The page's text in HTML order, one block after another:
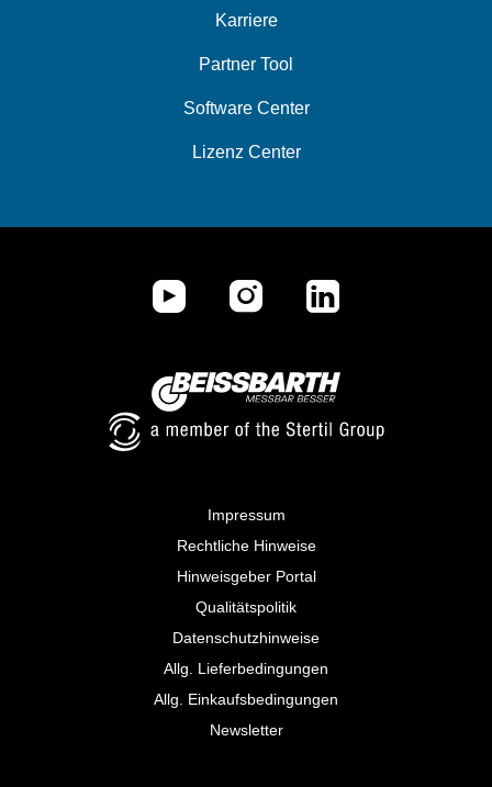
Karriere
Partner Tool
Software Center
Lizenz Center
Impressum
Rechtliche Hinweise
Hinweisgeber Portal
Qualitätspolitik
Datenschutzhinweise
Allg. Lieferbedingungen
Allg. Einkaufsbedingungen
Newsletter